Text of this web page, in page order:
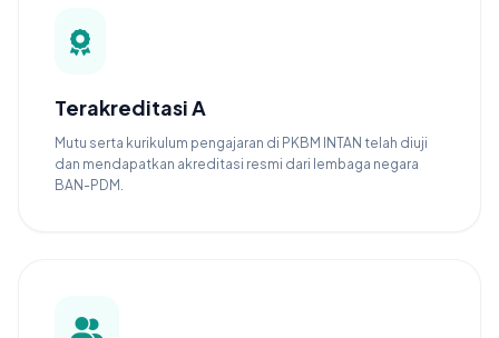
Terakreditasi A
Mutu serta kurikulum pengajaran di PKBM INTAN telah diuji
dan mendapatkan akreditasi resmi dari lembaga negara
BAN-PDM.